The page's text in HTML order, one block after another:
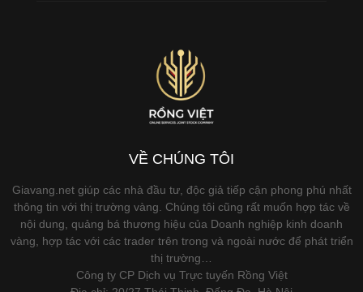
VỀ CHÚNG TÔI
Giavang.net giúp các nhà đầu tư, độc giả tiếp cận phong phú nhất
thông tin với thị trường vàng. Chúng tôi cũng rất muốn hợp tác về
nội dung, quảng bá thương hiệu của Doanh nghiệp kinh doanh
vàng, hợp tác với các trader trên trong và ngoài nước để phát triển
thị trường…
Công ty CP Dịch vụ Trực tuyến Rồng Việt